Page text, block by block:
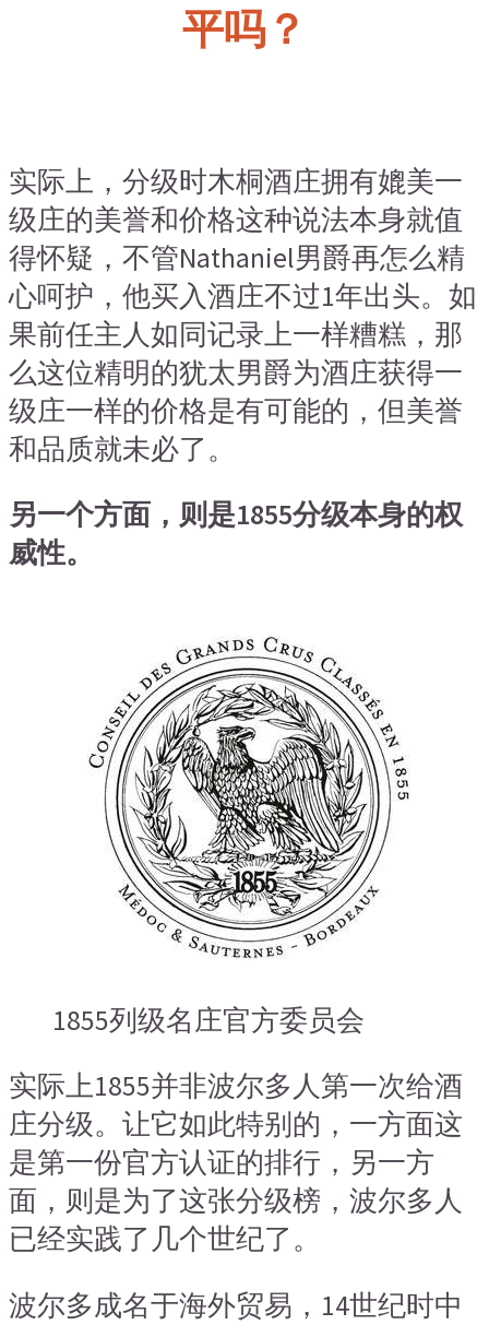
平吗？
实际上，分级时木桐酒庄拥有媲美一
级庄的美誉和价格这种说法本身就值
得怀疑，不管Nathaniel男爵再怎么精
心呵护，他买入酒庄不过1年出头。如
果前任主人如同记录上一样糟糕，那
么这位精明的犹太男爵为酒庄获得一
级庄一样的价格是有可能的，但美誉
和品质就未必了。
另一个方面，则是1855分级本身的权
威性。
1855列级名庄官方委员会
实际上1855并非波尔多人第一次给酒
庄分级。让它如此特别的，一方面这
是第一份官方认证的排行，另一方
面，则是为了这张分级榜，波尔多人
已经实践了几个世纪了。
波尔多成名于海外贸易，14世纪时中